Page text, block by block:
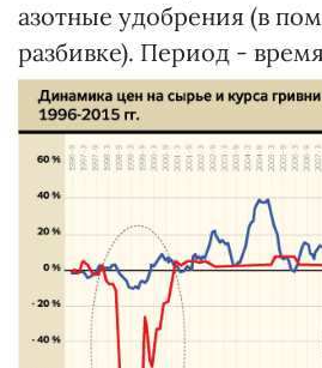
азотные удобрения (в
разбивке). Период -